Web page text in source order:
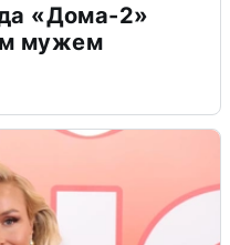
«Дома-2»
мужем